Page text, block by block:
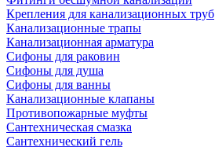
Крепления для канализационных труб
Канализационные трапы
Канализационная арматура
Сифоны для раковин
Сифоны для душа
Сифоны для ванны
Канализационные клапаны
Противопожарные муфты
Сантехническая смазка
Сантехнический гель